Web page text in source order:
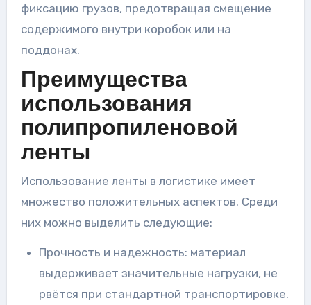
фиксацию грузов, предотвращая смещение
содержимого внутри коробок или на
поддонах.
Преимущества
использования
полипропиленовой
ленты
Использование ленты в логистике имеет
множество положительных аспектов. Среди
них можно выделить следующие:
Прочность и надежность: материал
выдерживает значительные нагрузки, не
рвётся при стандартной транспортировке.